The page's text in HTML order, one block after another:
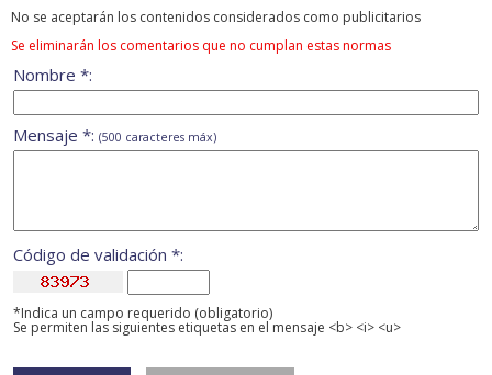
No se aceptarán los contenidos considerados como publicitarios
Se eliminarán los comentarios que no cumplan estas normas
Nombre *:
Mensaje *: (500 caracteres máx)
Código de validación *:
*Indica un campo requerido (obligatorio)
Se permiten las siguientes etiquetas en el mensaje <b> <i> <u>